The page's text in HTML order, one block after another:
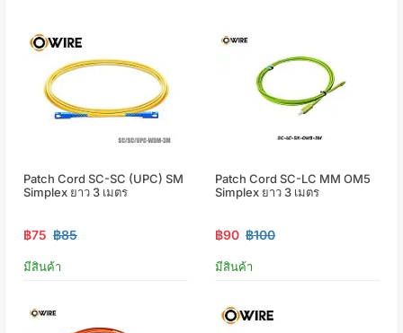
Patch Cord SC-SC (UPC) SM
Simplex ยาว 3 เมตร
฿75 ฿85
มีสินค้า
Patch Cord SC-LC MM OM5
Simplex ยาว 3 เมตร
฿90 ฿100
มีสินค้า